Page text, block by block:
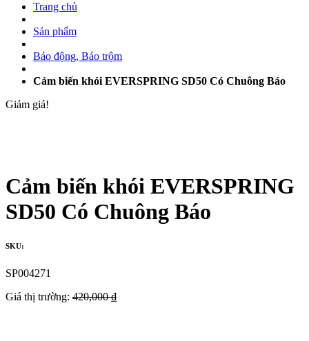
Trang chủ
Sản phẩm
Báo động, Báo trộm
Cảm biến khói EVERSPRING SD50 Có Chuông Báo
Giảm giá!
Cảm biến khói EVERSPRING
SD50 Có Chuông Báo
SKU:
SP004271
Giá thị trường: 420,000 ₫